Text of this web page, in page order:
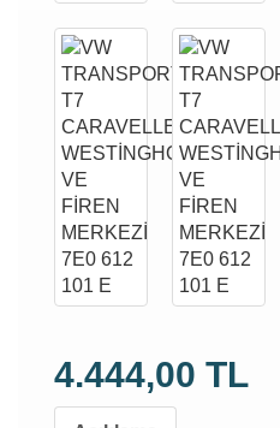
4.444,00 TL